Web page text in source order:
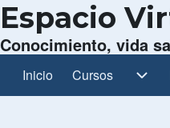
Espacio
Conocimiento, vida
Inicio Cursos
Cursos sub-